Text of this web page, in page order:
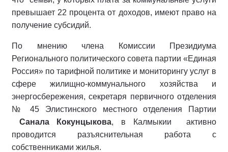
превышает 22 процента от доходов, имеют право на
получение субсидий.
По мнению члена Комиссии Президиума
Регионального политического совета партии «Единая
Россия» по тарифной политике и мониторингу услуг в
сфере жилищно-коммунального хозяйства и
энергосбережения, секретаря первичного отделения
№ 45 Элистинского местного отделения Партии
Санала Кокунцыкова, в Калмыкии активно
проводится разъяснительная работа с
собственниками жилья.